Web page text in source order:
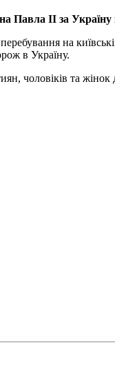
Павла ІІ за Україну
на
в Україну.
та жінок